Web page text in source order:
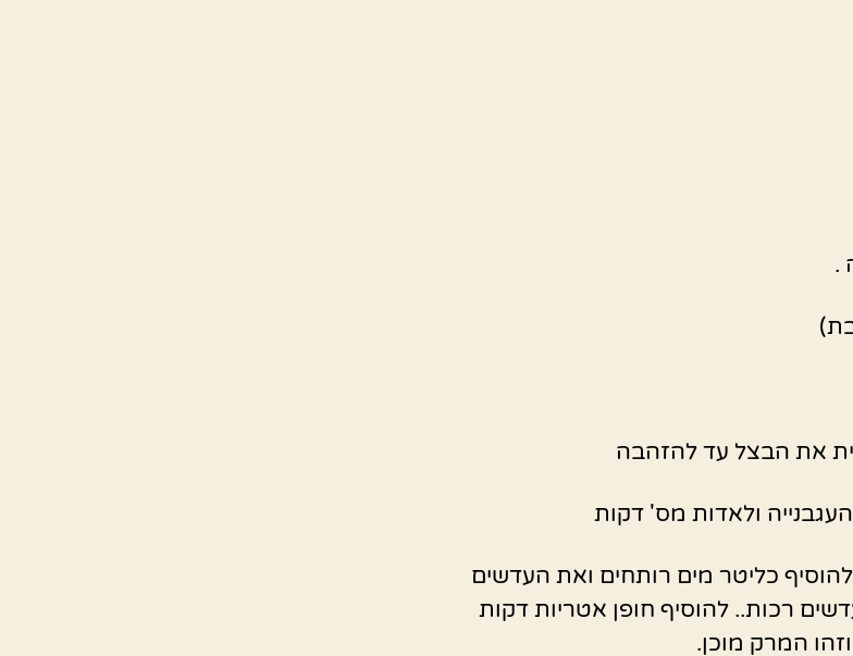
.
את הבצל עד להזהבה
ולאדות מס' דקות
כליטר מים רותחים ואת העדשים
רכות.. להוסיף חופן אטריות דקות